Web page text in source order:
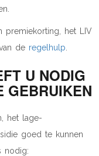
het LIV
de regelhulp
U NODIG
GEBRUIKEN
het lage-
goed te kunnen
nodig: